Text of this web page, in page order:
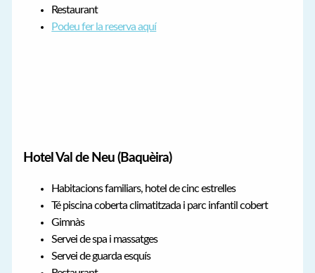
Restaurant
Podeu fer la reserva aquí
Hotel Val de Neu (Baquèira)
Habitacions familiars, hotel de cinc estrelles
Té piscina coberta climatitzada i parc infantil cobert
Gimnàs
Servei de spa i massatges
Servei de guarda esquís